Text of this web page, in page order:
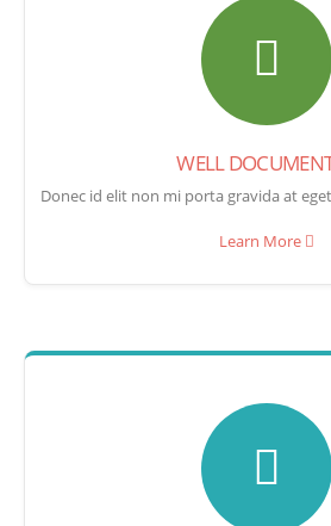
WELL
Donec id elit non mi porta gravida at
Learn More